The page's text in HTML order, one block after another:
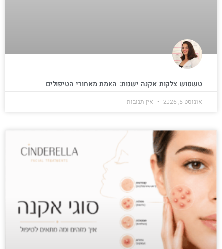
טשטוש צלקות אקנה ישנות: האמת מאחורי הטיפולים
אוגוסט 5, 2026 אין תגובות